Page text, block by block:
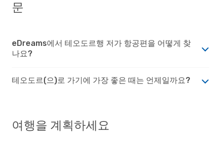
문
eDreams에서 테오도르행 저가 항공편을 어떻게 찾
나요?
테오도르(으)로 가기에 가장 좋은 때는 언제일까요?
여행을 계획하세요